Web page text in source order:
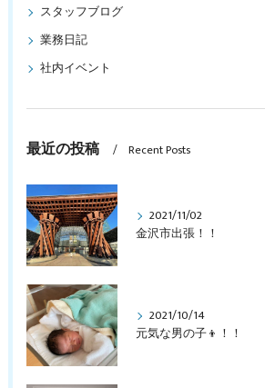
スタッフブログ
業務日記
社内イベント
最近の投稿 Recent Posts
2021/11/02
金沢市出張！！
2021/10/14
元気な男の子👦！！